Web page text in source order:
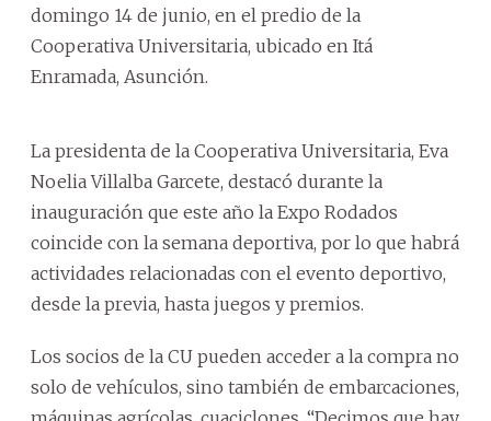
domingo 14 de junio, en el predio de la
Cooperativa Universitaria, ubicado en Itá
Enramada, Asunción.
La presidenta de la Cooperativa Universitaria, Eva
Noelia Villalba Garcete, destacó durante la
inauguración que este año la Expo Rodados
coincide con la semana deportiva, por lo que habrá
actividades relacionadas con el evento deportivo,
desde la previa, hasta juegos y premios.
Los socios de la CU pueden acceder a la compra no
solo de vehículos, sino también de embarcaciones,